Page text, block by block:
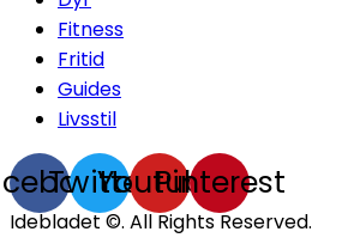
Fitness
Fritid
Guides
Livsstil
TwitterYoutube
Pinterest
Idebladet ©. All Rights Reserved.